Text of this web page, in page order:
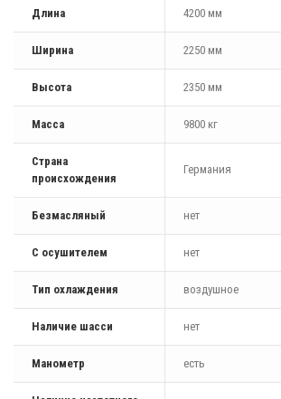
Длина 4200 мм
Ширина 2250 мм
Высота 2350 мм
Масса 9800 кг
Страна
происхождения
Германия
Безмасляный нет
С осушителем нет
Тип охлаждения воздушное
Наличие шасси нет
Манометр есть